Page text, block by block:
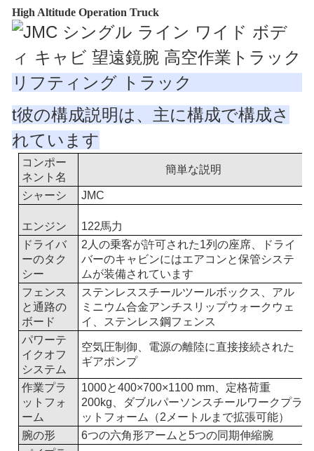
High Altitude Operation Truck
t彼の構成説明は、主に構成で構成さ
れています
コンポー
ネント名
簡単な説明
シャーシ JMC
エンジン 122馬力
ドライバ
ーのタク
シー
2人の乗客が許可された1列の座席、ドライ
バーのキャビンにはエアコンと保管システ
ムが装備されています
フェンス
と通路の
ボード
ステンレススチールツールボックス、アル
ミニウム合金アンチスリップウォークウェ
イ、ステンレス鋼フェンス
パワーテ
イクオフ
システム
空気圧制御、電源の離陸に直接接続された
ギアポンプ
作業プラ
ットフォ
ーム
1000と400×700×1100 mm、定格荷重
200kg、ダブルパーソンスチールワークプラ
ットフォーム（2メートルまで拡張可能）
腕の形
6つの六角形アームと5つの同期伸縮腕